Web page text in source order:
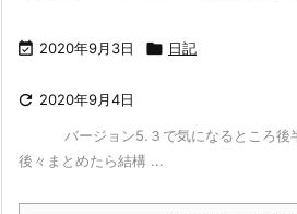
 2020年9月3日  日記
 2020年9月4日
バージョン5.３で気になるところ後
後々まとめたら結構 ...